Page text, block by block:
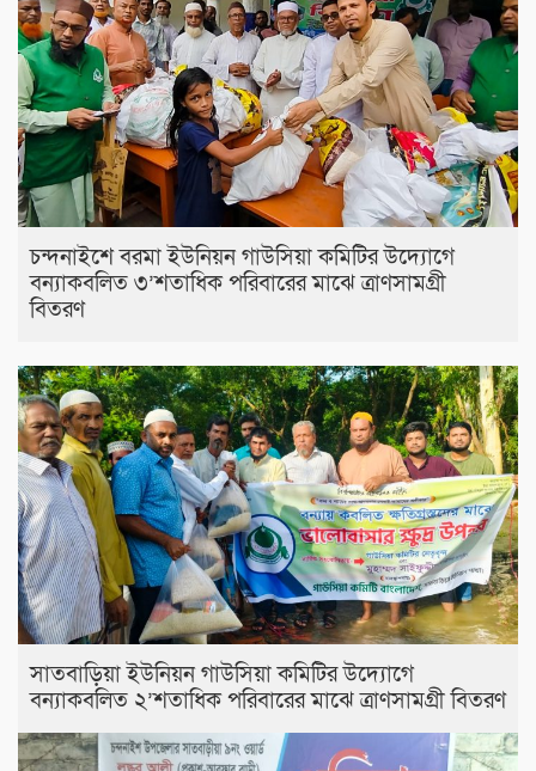
চন্দনাইশে বরমা ইউনিয়ন গাউসিয়া কমিটির উদ্যোগে
বন্যাকবলিত ৩’শতাধিক পরিবারের মাঝে ত্রাণসামগ্রী
বিতরণ
সাতবাড়িয়া ইউনিয়ন গাউসিয়া কমিটির উদ্যোগে
বন্যাকবলিত ২’শতাধিক পরিবারের মাঝে ত্রাণসামগ্রী বিতরণ